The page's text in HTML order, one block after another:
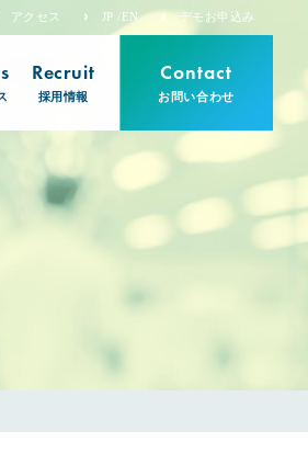
アクセス JP /EN デモお申込み
Recruit
採用情報
Contact
お問い合わせ